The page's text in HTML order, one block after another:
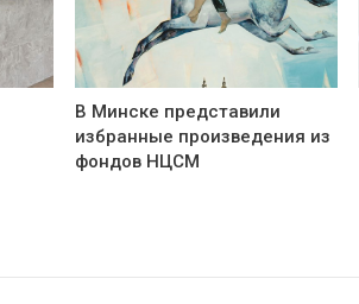
В Минске представили
избранные произведения из
фондов НЦСМ